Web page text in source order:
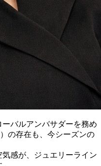
バルアンバサダーを務め
の存在も、今シーズンの
感が、ジュエリーライン